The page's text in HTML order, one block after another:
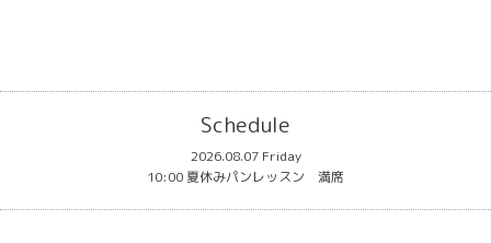
Schedule
2026.08.07 Friday
10:00 夏休みパンレッスン 満席